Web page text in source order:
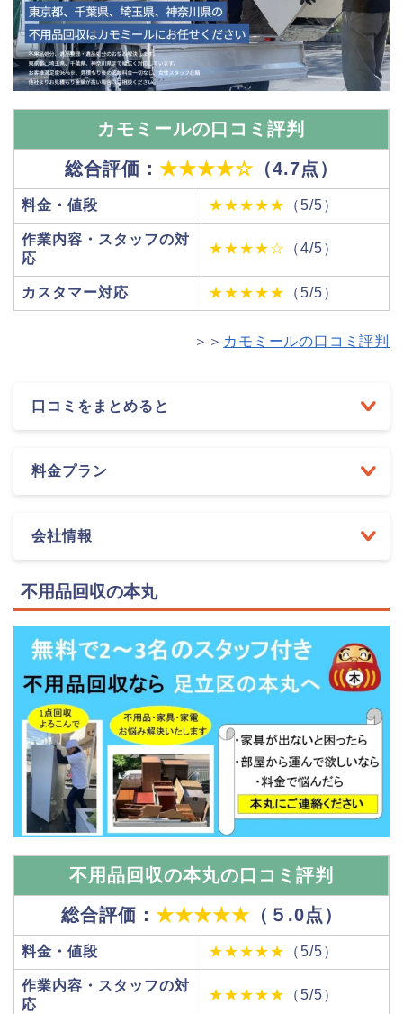
カモミールの口コミ評判
総合評価： ★★★★☆ （4.7点）
料金・値段 ★★★★★ （5/5）
作業内容・スタッフの対
応
★★★★☆ （4/5）
カスタマー対応 ★★★★★ （5/5）
＞＞ カモミールの口コミ評判
口コミをまとめると
料金プラン
会社情報
不用品回収の本丸
不用品回収の本丸の口コミ評判
総合評価： ★★★★★ （５.0点）
料金・値段 ★★★★★ （5/5）
作業内容・スタッフの対
応
★★★★★ （5/5）